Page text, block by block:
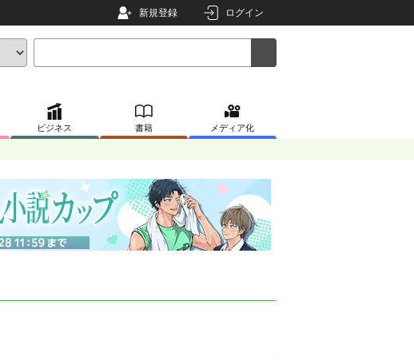
新規登録 ログイン
ビジネス 書籍 メディア化